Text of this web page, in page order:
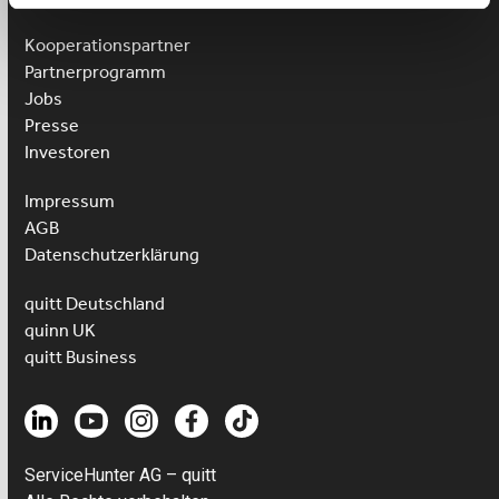
Kooperationspartner
Partnerprogramm
Jobs
Presse
Investoren
Impressum
AGB
Datenschutzerklärung
quitt Deutschland
quinn UK
quitt Business
ServiceHunter AG – quitt